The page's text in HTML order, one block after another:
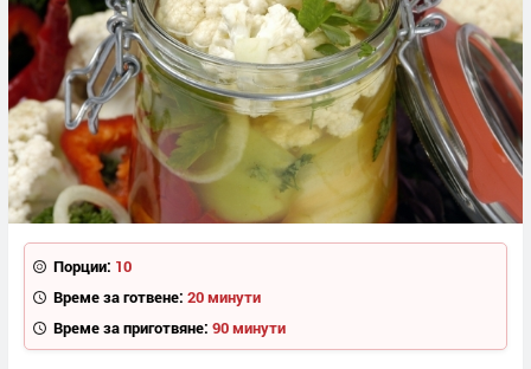
Порции: 10
Време за готвене: 20 минути
Време за приготвяне: 90 минути